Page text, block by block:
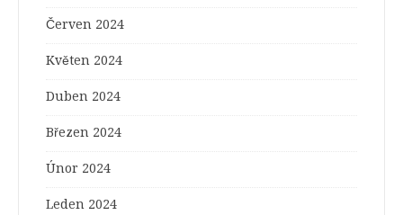
Červen 2024
Květen 2024
Duben 2024
Březen 2024
Únor 2024
Leden 2024